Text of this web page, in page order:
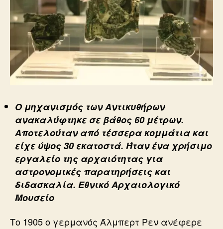
Ο μηχανισμός των Αντικυθήρων
ανακαλύφτηκε σε βάθος 60 μέτρων.
Αποτελούταν από τέσσερα κομμάτια και
είχε ύψος 30 εκατοστά. Ήταν ένα χρήσιμο
εργαλείο της αρχαιότητας για
αστρονομικές παρατηρήσεις και
διδασκαλία. Εθνικό Αρχαιολογικό
Μουσείο
Το 1905 ο γερμανός Άλμπερτ Ρεν ανέφερε